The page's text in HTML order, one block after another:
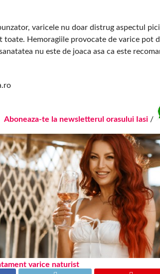
varicele nu doar distrug aspectul
toate. Hemoragiile provocate de varice pot
nu este de joaca asa ca este
Aboneaza-te la newsletterul orasului Iasi /
varice naturist